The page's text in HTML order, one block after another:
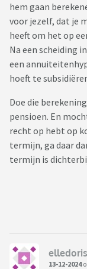
hem gaan
voor jezelf, dat je
heeft om het op
Na een scheiding
een
hoeft te
Doe die
pensioen. En
recht op hebt op
termijn, ga daar
termijn is
elledoris
13-12-2024